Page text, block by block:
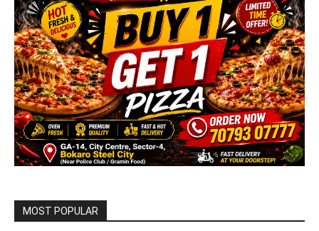
MOST POPULAR